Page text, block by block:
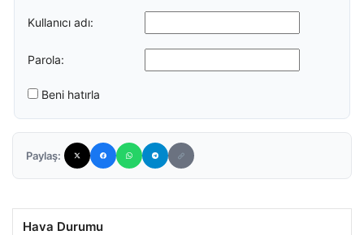
Kullanıcı adı:
Parola:
Beni hatırla
Paylaş:
Hava Durumu